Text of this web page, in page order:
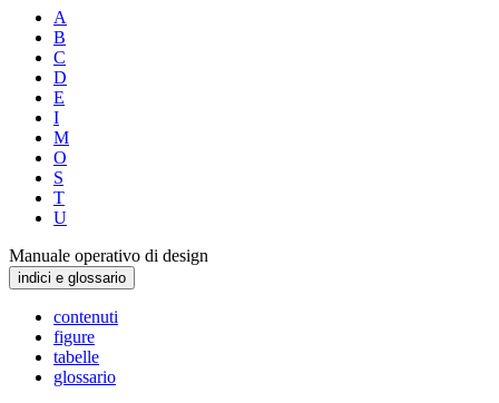
A
B
C
D
E
I
M
O
S
T
U
Manuale operativo di design
indici e glossario
contenuti
figure
tabelle
glossario